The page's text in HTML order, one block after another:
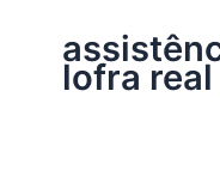
lofra